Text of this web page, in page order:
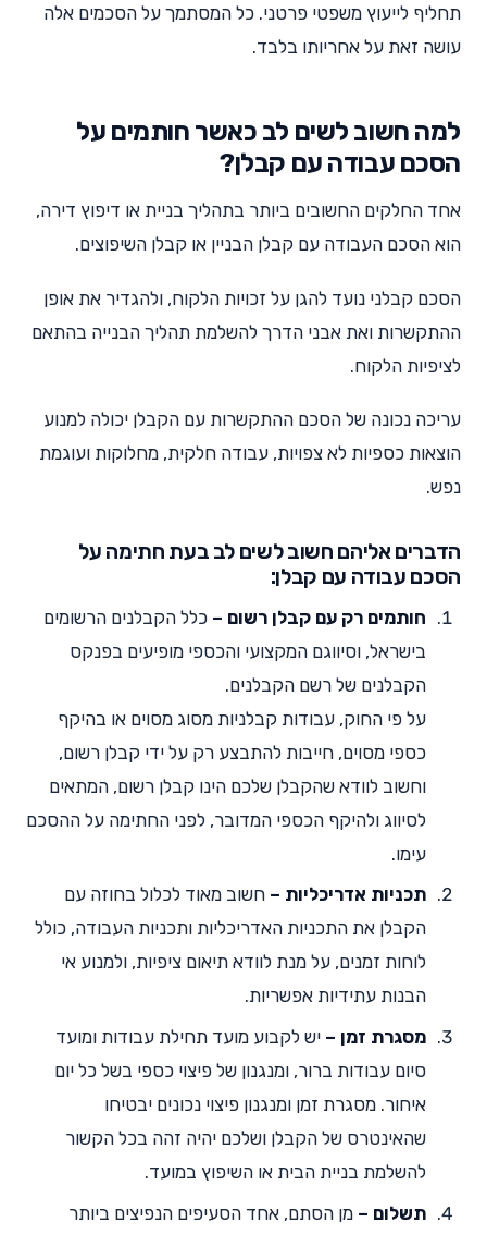
תחליף לייעוץ משפטי פרטני. כל המסתמך על הסכמים אלה
עושה זאת על אחריותו בלבד.
למה חשוב לשים לב כאשר חותמים על
הסכם עבודה עם קבלן?
אחד החלקים החשובים ביותר בתהליך בניית או דיפוץ דירה,
הוא הסכם העבודה עם קבלן הבניין או קבלן השיפוצים.
הסכם קבלני נועד להגן על זכויות הלקוח, ולהגדיר את אופן
ההתקשרות ואת אבני הדרך להשלמת תהליך הבנייה בהתאם
לציפיות הלקוח.
עריכה נכונה של הסכם ההתקשרות עם הקבלן יכולה למנוע
הוצאות כספיות לא צפויות, עבודה חלקית, מחלוקות ועוגמת
נפש.
הדברים אליהם חשוב לשים לב בעת חתימה על
הסכם עבודה עם קבלן:
חותמים רק עם קבלן רשום – כלל הקבלנים הרשומים
בישראל, וסיווגם המקצועי והכספי מופיעים בפנקס
הקבלנים של רשם הקבלנים.
על פי החוק, עבודות קבלניות מסוג מסוים או בהיקף
כספי מסוים, חייבות להתבצע רק על ידי קבלן רשום,
וחשוב לוודא שהקבלן שלכם הינו קבלן רשום, המתאים
לסיווג ולהיקף הכספי המדובר, לפני החתימה על ההסכם
עימו.
תכניות אדריכליות – חשוב מאוד לכלול בחוזה עם
הקבלן את התכניות האדריכליות ותכניות העבודה, כולל
לוחות זמנים, על מנת לוודא תיאום ציפיות, ולמנוע אי
הבנות עתידיות אפשריות.
מסגרת זמן – יש לקבוע מועד תחילת עבודות ומועד
סיום עבודות ברור, ומנגנון של פיצוי כספי בשל כל יום
איחור. מסגרת זמן ומנגנון פיצוי נכונים יבטיחו
שהאינטרס של הקבלן ושלכם יהיה זהה בכל הקשור
להשלמת בניית הבית או השיפוץ במועד.
תשלום – מן הסתם, אחד הסעיפים הנפיצים ביותר